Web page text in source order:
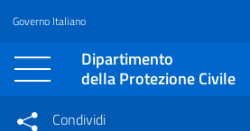
Vai al contenuto principale
Raggiungi il piè di pagina
Governo Italiano
Dipartimento
della Protezione Civile
Condividi